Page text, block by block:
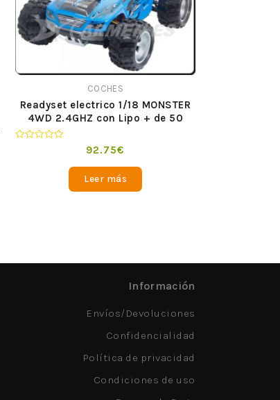
COCHES
Readyset electrico 1/18 MONSTER
4WD 2.4GHZ con Lipo + de 50
92.75€
Leer más
Información
Envíos/Devoluciones
Confidencialidad
Política de privacidad
Condiciones de uso